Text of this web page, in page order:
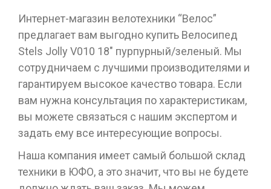
Интернет-магазин велотехники “Велос”
предлагает вам выгодно купить Велосипед
Stels Jolly V010 18" пурпурный/зеленый. Мы
сотрудничаем с лучшими производителями и
гарантируем высокое качество товара. Если
вам нужна консультация по характеристикам,
вы можете связаться с нашим экспертом и
задать ему все интересующие вопросы.
Наша компания имеет самый большой склад
техники в ЮФО, а это значит, что вы не будете